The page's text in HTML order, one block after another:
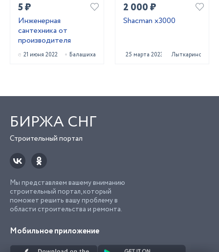
5 ₽
Инженерная
сантехника от
производителя
21 июня 2022 Балашиха
2 000 ₽
Shacman x3000
25 марта 2023 Лыткарино
БИРЖА СНГ
Строительный портал
Мы представляем вашему вниманию
строительный портал, который
поможет решить вашу проблему в
области строительства и ремонта.
Мобильное приложение